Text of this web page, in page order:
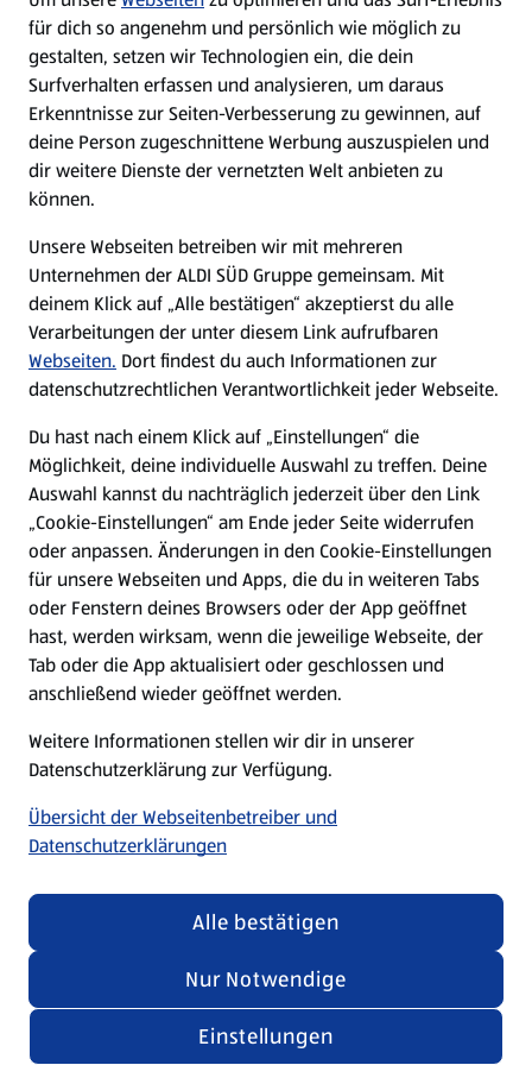
WhatsApp
Über ALDI SÜD
Filialen
Nachhaltigkeit
Karriere
Presse
Hilfe & Kontakt
(öffnet in einem neuen Tab)
Unternehmen
Folge uns hier:
Datenschutz- und Richtlinienmenü
Cookie-Einstellungen
Impressum
Nutzungsbedingungen
Security Policy
Compliance | Hinweisstellen
für dich so angenehm und persönlich wie möglich zu
gestalten, setzen wir Technologien ein, die dein
Surfverhalten erfassen und analysieren, um daraus
Erkenntnisse zur Seiten-Verbesserung zu gewinnen, auf
deine Person zugeschnittene Werbung auszuspielen und
dir weitere Dienste der vernetzten Welt anbieten zu
können.
Unsere Webseiten betreiben wir mit mehreren
Unternehmen der ALDI SÜD Gruppe gemeinsam. Mit
deinem Klick auf „Alle bestätigen“ akzeptierst du alle
Verarbeitungen der unter diesem Link aufrufbaren
Webseiten. Dort findest du auch Informationen zur
datenschutzrechtlichen Verantwortlichkeit jeder Webseite.
Du hast nach einem Klick auf „Einstellungen“ die
Möglichkeit, deine individuelle Auswahl zu treffen. Deine
Auswahl kannst du nachträglich jederzeit über den Link
„Cookie-Einstellungen“ am Ende jeder Seite widerrufen
oder anpassen. Änderungen in den Cookie-Einstellungen
für unsere Webseiten und Apps, die du in weiteren Tabs
oder Fenstern deines Browsers oder der App geöffnet
hast, werden wirksam, wenn die jeweilige Webseite, der
Tab oder die App aktualisiert oder geschlossen und
anschließend wieder geöffnet werden.
Weitere Informationen stellen wir dir in unserer
Datenschutzerklärung zur Verfügung.
Übersicht der Webseitenbetreiber und
Datenschutzerklärungen
Einstellungen
Nur Notwendige
Alle bestätigen